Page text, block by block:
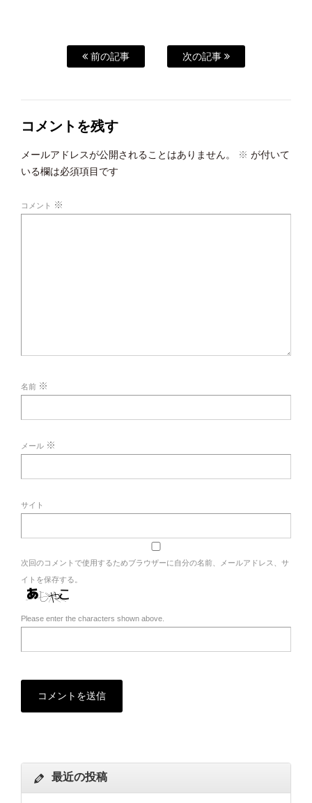
前の記事 次の記事
コメントを残す
メールアドレスが公開されることはありません。 ※ が付いて
いる欄は必須項目です
コメント ※
名前 ※
メール ※
サイト
次回のコメントで使用するためブラウザーに自分の名前、メールアドレス、サ
イトを保存する。
Please enter the characters shown above.
最近の投稿